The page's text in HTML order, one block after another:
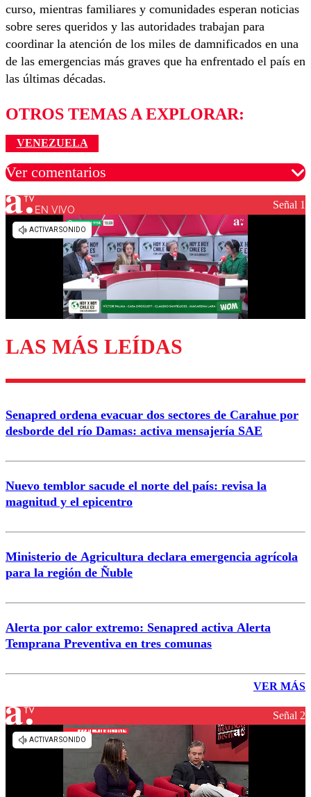
curso, mientras familiares y comunidades esperan noticias
sobre seres queridos y las autoridades trabajan para
coordinar la atención de los miles de damnificados en una
de las emergencias más graves que ha enfrentado el país en
las últimas décadas.
OTROS TEMAS A EXPLORAR:
VENEZUELA
Ver comentarios
Los comentarios son moderados para garantizar un
diálogo respetuoso.
Enviar comentario
EN VIVO Señal 1
LAS MÁS LEÍDAS
Senapred ordena evacuar dos sectores de Carahue por
desborde del río Damas: activa mensajería SAE
Nuevo temblor sacude el norte del país: revisa la
magnitud y el epicentro
Ministerio de Agricultura declara emergencia agrícola
para la región de Ñuble
Alerta por calor extremo: Senapred activa Alerta
Temprana Preventiva en tres comunas
VER MÁS
Señal 2